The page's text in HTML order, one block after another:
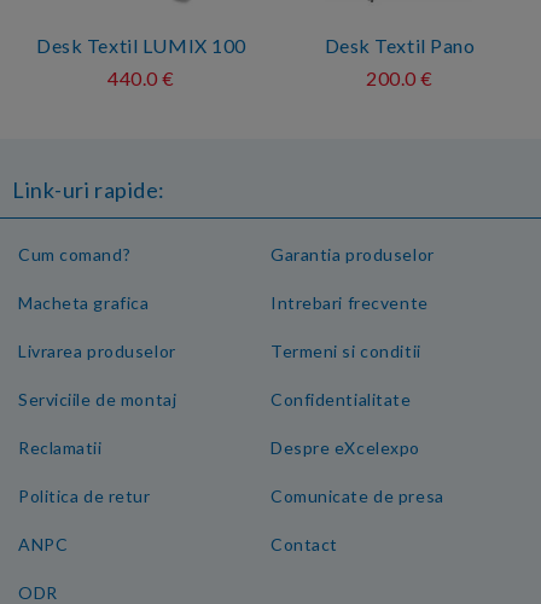
Desk Textil LUMIX 100
440.0 €
Desk Textil Pano
200.0 €
Link-uri rapide:
Cum comand?
Macheta grafica
Livrarea produselor
Serviciile de montaj
Garantia produselor
Intrebari frecvente
Termeni si conditii
Confidentialitate
Reclamatii
Politica de retur
ANPC
ODR
Despre eXcelexpo
Comunicate de presa
Contact